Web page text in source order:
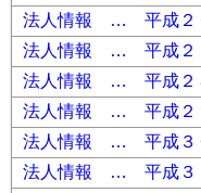
法人情報 … 平成２
法人情報 … 平成２
法人情報 … 平成２
法人情報 … 平成２
法人情報 … 平成３
法人情報 … 平成３